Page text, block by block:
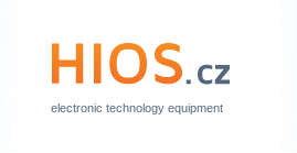
electronic technology equipment